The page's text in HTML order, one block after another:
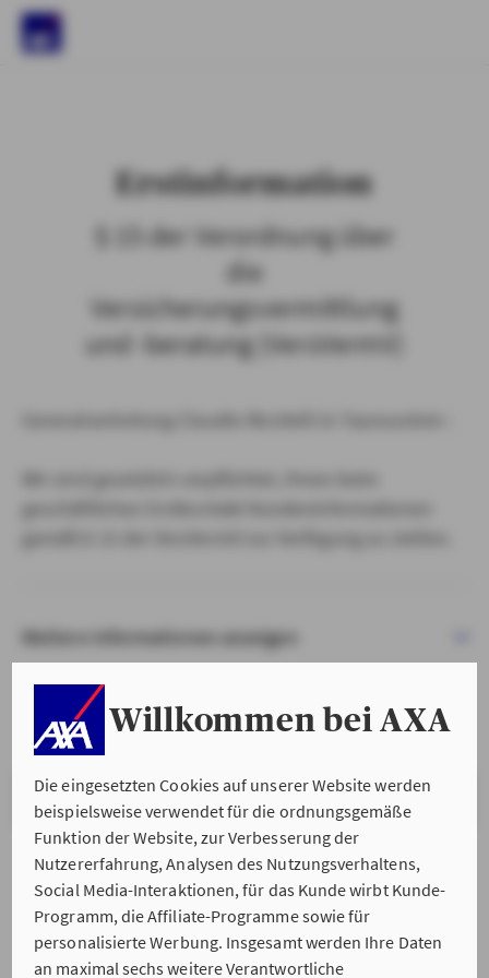
Willkommen bei AXA
Die eingesetzten Cookies auf unserer Website werden
beispielsweise verwendet für die ordnungsgemäße
Funktion der Website, zur Verbesserung der
Nutzererfahrung, Analysen des Nutzungsverhaltens,
Social Media-Interaktionen, für das Kunde wirbt Kunde-
Programm, die Affiliate-Programme sowie für
personalisierte Werbung. Insgesamt werden Ihre Daten
an maximal sechs weitere Verantwortliche
Erstinformation
§ 15 der Verordnung über
die
Versicherungsvermittlung
und -beratung (VersVermV)
Weitere Informationen anzeigen
VERSTANDEN & WEITER